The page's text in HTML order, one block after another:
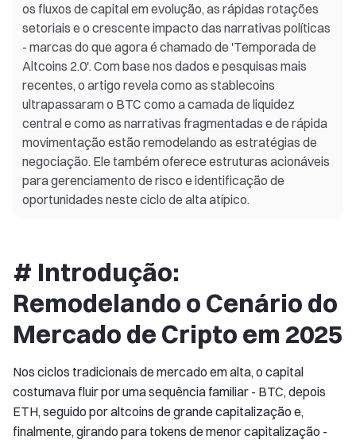
os fluxos de capital em evolução, as rápidas rotações
setoriais e o crescente impacto das narrativas políticas
- marcas do que agora é chamado de 'Temporada de
Altcoins 2.0'. Com base nos dados e pesquisas mais
recentes, o artigo revela como as stablecoins
ultrapassaram o BTC como a camada de liquidez
central e como as narrativas fragmentadas e de rápida
movimentação estão remodelando as estratégias de
negociação. Ele também oferece estruturas acionáveis
para gerenciamento de risco e identificação de
oportunidades neste ciclo de alta atípico.
# Introdução:
Remodelando o Cenário do
Mercado de Cripto em 2025
Nos ciclos tradicionais de mercado em alta, o capital
costumava fluir por uma sequência familiar - BTC, depois
ETH, seguido por altcoins de grande capitalização e,
finalmente, girando para tokens de menor capitalização -